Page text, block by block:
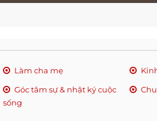
Làm cha mẹ
Góc tâm sự & nhật ký cuộc
sống